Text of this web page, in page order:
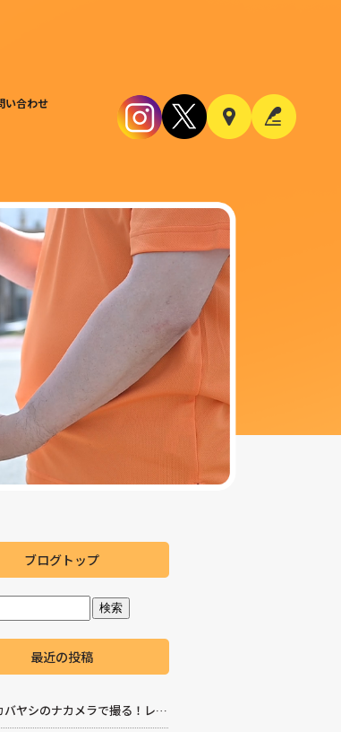
い合わせ
ブログトップ
最近の投稿
ナカバヤシのナカメラで撮る！レトロなトイカメラの世界